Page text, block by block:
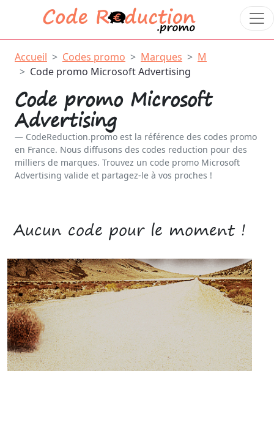
Accueil Codes promo Marques
M
Code promo Microsoft Advertising
Code promo Microsoft
Advertising
CodeReduction.promo est la référence des codes promo
en France. Nous diffusons des codes reduction pour des
milliers de marques. Trouvez un code promo Microsoft
Advertising valide et partagez-le à vos proches !
Aucun code pour le moment !